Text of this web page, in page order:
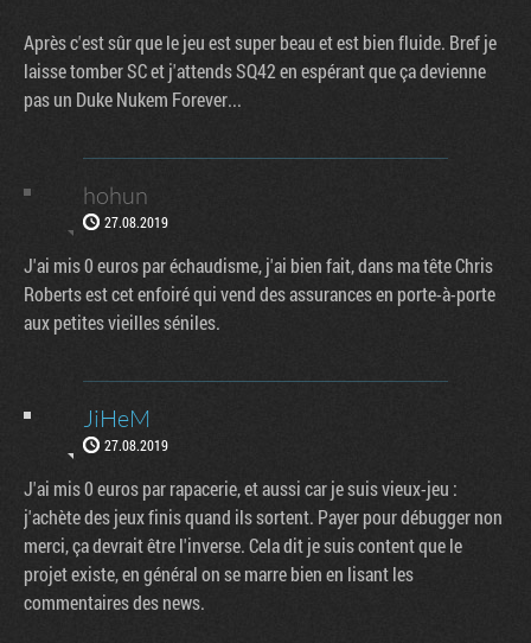
Après c'est sûr que le jeu est super beau et est bien fluide. Bref je
laisse tomber SC et j'attends SQ42 en espérant que ça devienne
pas un Duke Nukem Forever...
hohun
27.08.2019
J'ai mis 0 euros par échaudisme, j'ai bien fait, dans ma tête Chris
Roberts est cet enfoiré qui vend des assurances en porte-à-porte
aux petites vieilles séniles.
JiHeM
27.08.2019
J'ai mis 0 euros par rapacerie, et aussi car je suis vieux-jeu :
j'achète des jeux finis quand ils sortent. Payer pour débugger non
merci, ça devrait être l'inverse. Cela dit je suis content que le
projet existe, en général on se marre bien en lisant les
commentaires des news.